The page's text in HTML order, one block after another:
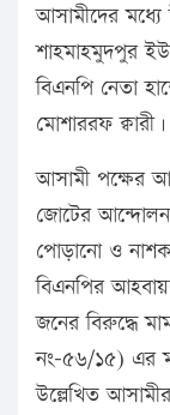
আসামীদের
শাহমাহমুদপুর
বিএনপি নেতা
মোশাররফ ক্বারী।
আসামী পক্ষের
জোটের আন্দোলন
পোড়ানো ও
বিএনপির
জনের বিরুদ্ধে
নং-৫৬/১৫) এর
উল্লেখিত